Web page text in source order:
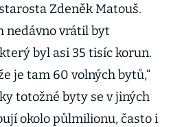
Zdeněk Matouš.
nedávno vrátil byt
byl asi 35 tisíc korun.
je tam 60 volných bytů,“
totožné byty se v jiných
okolo půlmilionu, často i